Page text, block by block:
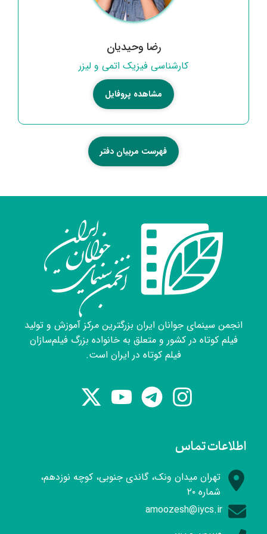
رضا وحیدیان
کارشناسی فیزیک اتمی و لیزر
مشاهده پروفایل
فهرست مربیان دفتر
اطلاعات تماس
تهران میدان ونک، گاندی جنوبی، کوچه نوزدهم،
شماره ۲۰
amoozesh@iycs.ir
انجمن سینمای جوانان ایران بزرگترین مرکز آموزش و تولید
فیلم کوتاه در کشور و متعلق به خانواده بزرگ فیلم‌سازان
فیلم کوتاه در ایران است.